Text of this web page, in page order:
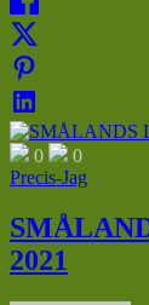
0
0
Precis-Jag
2021